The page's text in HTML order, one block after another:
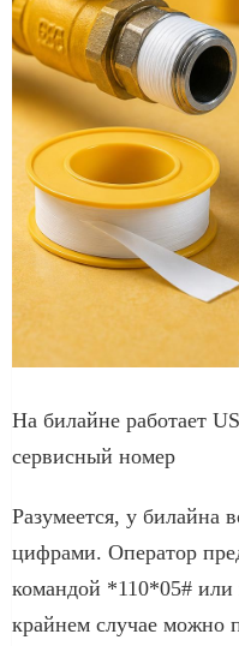
На билайне работает
сервисный номер
Разумеется, у билайна
цифрами. Оператор
командой *110*05#
крайнем случае можно